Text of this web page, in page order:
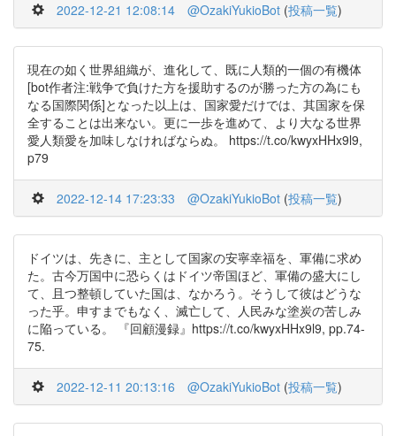
2022-12-21 12:08:14 @OzakiYukioBot (投稿一覧)
現在の如く世界組織が、進化して、既に人類的一個の有機体
[bot作者注:戦争で負けた方を援助するのが勝った方の為にも
なる国際関係]となった以上は、国家愛だけでは、其国家を保
全することは出来ない。更に一歩を進めて、より大なる世界
愛人類愛を加味しなければならぬ。 https://t.co/kwyxHHx9l9,
p79
2022-12-14 17:23:33 @OzakiYukioBot (投稿一覧)
ドイツは、先きに、主として国家の安寧幸福を、軍備に求め
た。古今万国中に恐らくはドイツ帝国ほど、軍備の盛大にし
て、且つ整頓していた国は、なかろう。そうして彼はどうな
った乎。申すまでもなく、滅亡して、人民みな塗炭の苦しみ
に陥っている。 『回顧漫録』https://t.co/kwyxHHx9l9, pp.74-
75.
2022-12-11 20:13:16 @OzakiYukioBot (投稿一覧)